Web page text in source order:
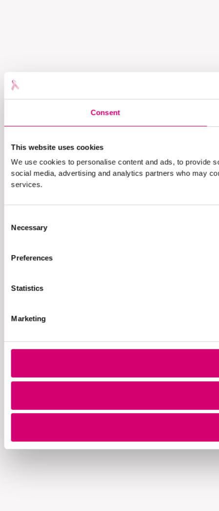
Consent
This website uses cookies
We use cookies to personalise content and ads, to provide
social media, advertising and analytics partners who may
services.
Selection
Necessary
Preferences
Statistics
Marketing